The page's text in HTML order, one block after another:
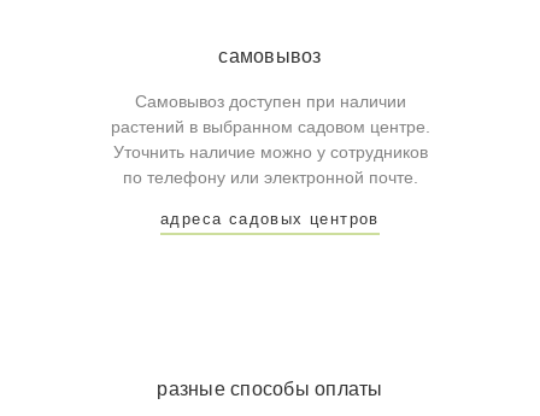
самовывоз
Самовывоз доступен при наличии
растений в выбранном садовом центре.
Уточнить наличие можно у сотрудников
по телефону или электронной почте.
адреса садовых центров
разные способы оплаты